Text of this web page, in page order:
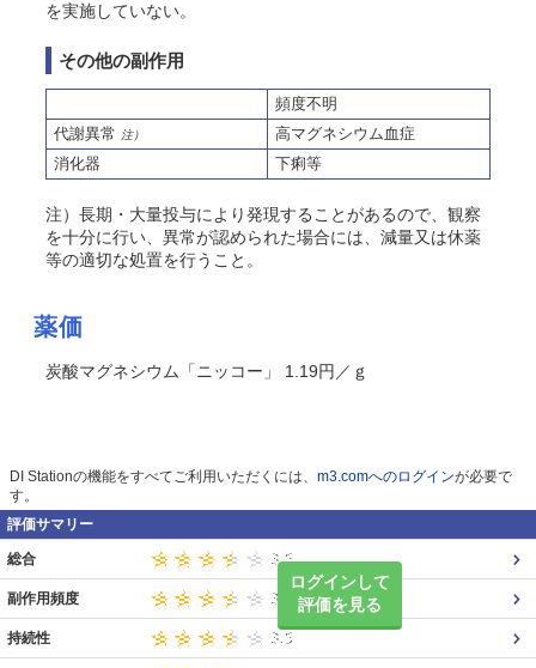
を実施していない。
その他の副作用
頻度不明
代謝異常 注）
高マグネシウム血症
消化器
下痢等
注）長期・大量投与により発現することがあるので、観察
を十分に行い、異常が認められた場合には、減量又は休薬
等の適切な処置を行うこと。
薬価
炭酸マグネシウム「ニッコー」 1.19円／ｇ
DI Stationの機能をすべてご利用いただくには、 m3.comへのログインが必要で
す。
評価サマリー
ログインして
評価を見る
総合
副作用頻度
持続性